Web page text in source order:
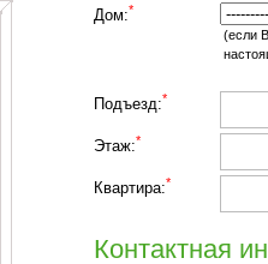
Дом:*
(если
Подъезд:*
Этаж:*
Квартира:*
Контактная